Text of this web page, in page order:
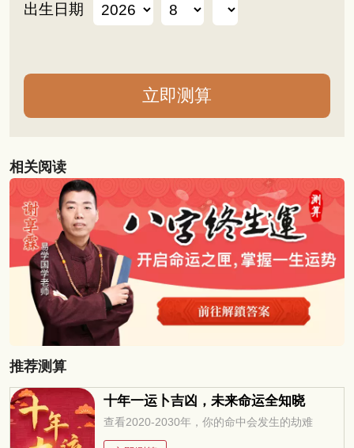
出生日期
相关阅读
推荐测算
十年一运卜吉凶，未来命运全知晓
查看2020-2030年，你的命中会发生的劫难